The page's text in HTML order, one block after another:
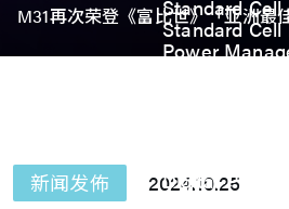
Standard Cell
Standard
Power
Digital-PLL
新闻发佈 2024.10.25